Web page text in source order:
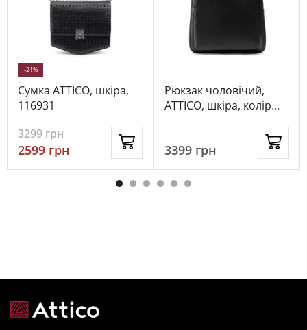
Сумка ATTICO, шкіра,
116931
-21%
3299грн
2599 грн
Рюкзак чоловічий,
ATTICO, шкіра, колір
3399 грн